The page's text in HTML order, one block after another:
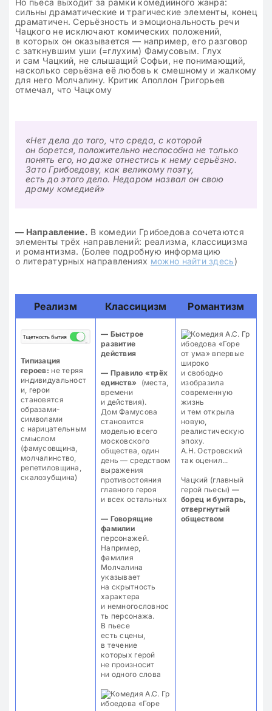
сильны драматические и трагические элементы, конец
драматичен. Серьёзность и эмоциональность речи
Чацкого не исключают комических положений,
в которых он оказывается — например, его разговор
с заткнувшим уши (=глухим) Фамусовым. Глух
и сам Чацкий, не слышащий Софьи, не понимающий,
насколько серьёзна её любовь к смешному и жалкому
для него Молчалину. Критик Аполлон Григорьев
отмечал, что Чацкому
«Нет дела до того, что среда, с которой
он борется, положительно неспособна не только
понять его, но даже отнестись к нему серьёзно.
Зато Грибоедову, как великому поэту,
есть до этого дело. Недаром назвал он свою
драму комедией»
— Направление. В комедии Грибоедова сочетаются
элементы трёх направлений: реализма, классицизма
и романтизма. (Более подробную информацию
о литературных направлениях можно найти здесь)
Реализм Классицизм Романтизм
Типизация
героев: не теряя
индивидуальност
и, герои
становятся
образами-
символами
с нарицательным
смыслом
(фамусовщина,
молчалинство,
репетиловщина,
скалозубщина)
— Быстрое
развитие
действия
— Правило «трёх
единств» (места,
времени
и действия).
Дом Фамусова
становится
моделью всего
московского
общества, один
день — средством
выражения
противостояния
главного героя
и всех остальных
— Говорящие
фамилии
персонажей.
Например,
фамилия
Молчалина
указывает
на скрытность
характера
и немногословнос
ть персонажа.
В пьесе
есть сцены,
в течение
которых герой
не произносит
ни одного слова
Чацкий (главный
герой пьесы) —
борец и бунтарь,
отвергнутый
обществом